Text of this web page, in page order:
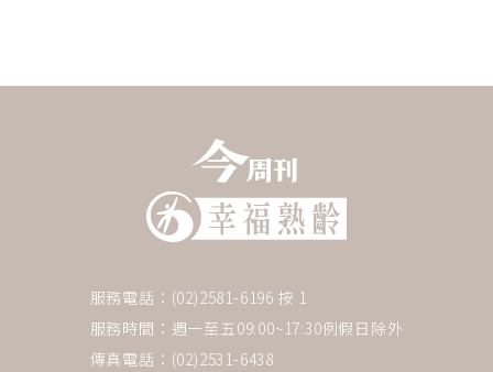
服務電話：(02)2581-6196 按 1
服務時間：週一至五09:00~17:30例假日除外
傳真電話：(02)2531-6438